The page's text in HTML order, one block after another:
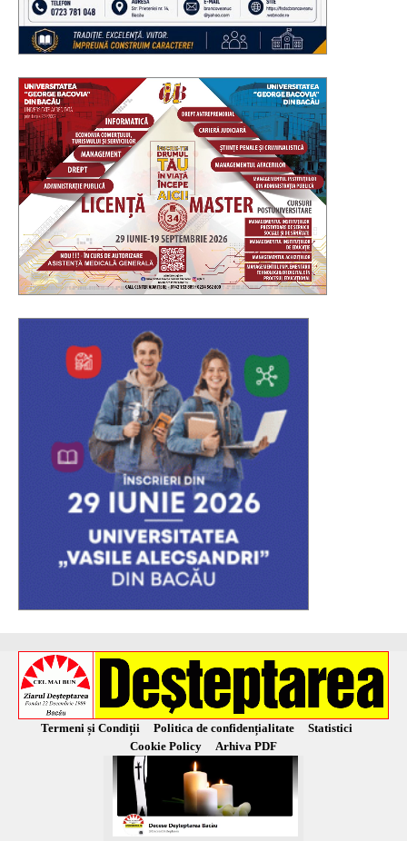
Termeni și Condiții Politica de confidențialitate
Statistici
Cookie Policy
Arhiva PDF